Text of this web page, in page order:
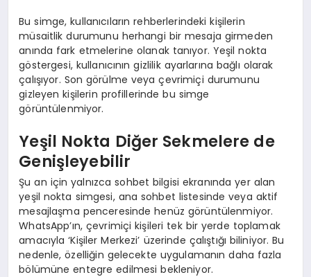
Bu simge, kullanıcıların rehberlerindeki kişilerin
müsaitlik durumunu herhangi bir mesaja girmeden
anında fark etmelerine olanak tanıyor. Yeşil nokta
göstergesi, kullanıcının gizlilik ayarlarına bağlı olarak
çalışıyor. Son görülme veya çevrimiçi durumunu
gizleyen kişilerin profillerinde bu simge
görüntülenmiyor.
Yeşil Nokta Diğer Sekmelere de
Genişleyebilir
Şu an için yalnızca sohbet bilgisi ekranında yer alan
yeşil nokta simgesi, ana sohbet listesinde veya aktif
mesajlaşma penceresinde henüz görüntülenmiyor.
WhatsApp’ın, çevrimiçi kişileri tek bir yerde toplamak
amacıyla ‘Kişiler Merkezi’ üzerinde çalıştığı biliniyor. Bu
nedenle, özelliğin gelecekte uygulamanın daha fazla
bölümüne entegre edilmesi bekleniyor.